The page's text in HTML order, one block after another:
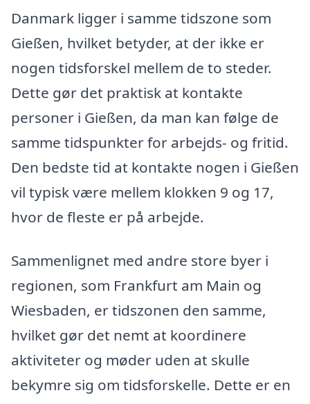
Danmark ligger i samme tidszone som
Gießen, hvilket betyder, at der ikke er
nogen tidsforskel mellem de to steder.
Dette gør det praktisk at kontakte
personer i Gießen, da man kan følge de
samme tidspunkter for arbejds- og fritid.
Den bedste tid at kontakte nogen i Gießen
vil typisk være mellem klokken 9 og 17,
hvor de fleste er på arbejde.
Sammenlignet med andre store byer i
regionen, som Frankfurt am Main og
Wiesbaden, er tidszonen den samme,
hvilket gør det nemt at koordinere
aktiviteter og møder uden at skulle
bekymre sig om tidsforskelle. Dette er en